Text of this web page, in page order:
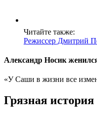
Читайте также:
Режиссер Дмитрий
Александр Носик
«У Саши в жизни все
Грязная история